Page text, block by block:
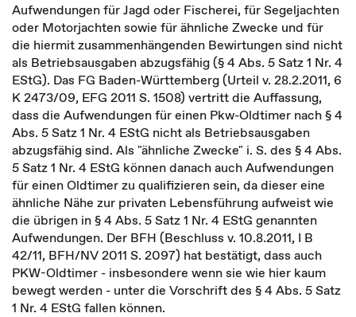
Aufwendungen für Jagd oder Fischerei, für Segeljachten
oder Motorjachten sowie für ähnliche Zwecke und für
die hiermit zusammenhängenden Bewirtungen sind nicht
als Betriebsausgaben abzugsfähig (§ 4 Abs. 5 Satz 1 Nr. 4
EStG). Das FG Baden-Württemberg (Urteil v. 28.2.2011, 6
K 2473/09, EFG 2011 S. 1508) vertritt die Auffassung,
dass die Aufwendungen für einen Pkw-Oldtimer nach § 4
Abs. 5 Satz 1 Nr. 4 EStG nicht als Betriebsausgaben
abzugsfähig sind. Als "ähnliche Zwecke" i. S. des § 4 Abs.
5 Satz 1 Nr. 4 EStG können danach auch Aufwendungen
für einen Oldtimer zu qualifizieren sein, da dieser eine
ähnliche Nähe zur privaten Lebensführung aufweist wie
die übrigen in § 4 Abs. 5 Satz 1 Nr. 4 EStG genannten
Aufwendungen. Der BFH (Beschluss v. 10.8.2011, I B
42/11, BFH/NV 2011 S. 2097) hat bestätigt, dass auch
PKW-Oldtimer - insbesondere wenn sie wie hier kaum
bewegt werden - unter die Vorschrift des § 4 Abs. 5 Satz
1 Nr. 4 EStG fallen können.